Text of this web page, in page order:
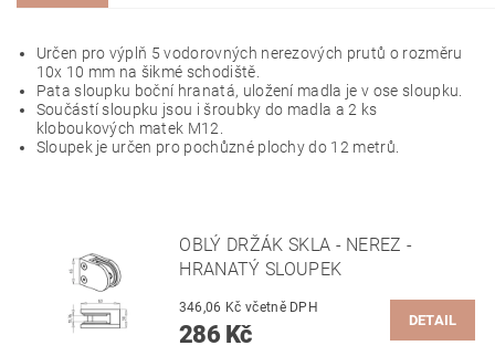
Určen pro výplň 5 vodorovných nerezových prutů o rozměru
10x 10 mm na šikmé schodiště.
Pata sloupku boční hranatá, uložení madla je v ose sloupku.
Součástí sloupku jsou i šroubky do madla a 2 ks
kloboukových matek M12.
Sloupek je určen pro pochůzné plochy do 12 metrů.
OBLÝ DRŽÁK SKLA - NEREZ -
HRANATÝ SLOUPEK
346,06 Kč včetně DPH
286 Kč
DETAIL